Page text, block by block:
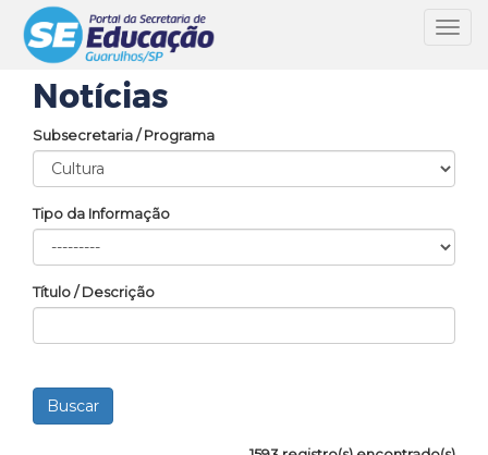
Notícias
Subsecretaria / Programa
Tipo da Informação
Título / Descrição